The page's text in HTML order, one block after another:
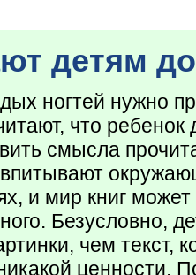
детям
ногтей нужно
что ребенок
смысла
впитывают
и мир книг
Безусловно,
чем текст,
ценности.